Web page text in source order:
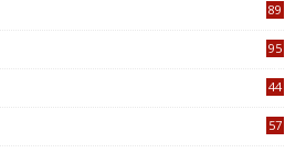
89
95
44
57